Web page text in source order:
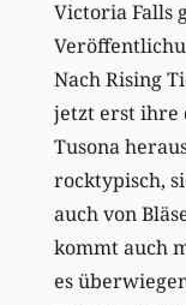
Victoria Falls
Nach Rising
jetzt erst ihre
Tusona
rocktypisch,
auch von
kommt auch
es